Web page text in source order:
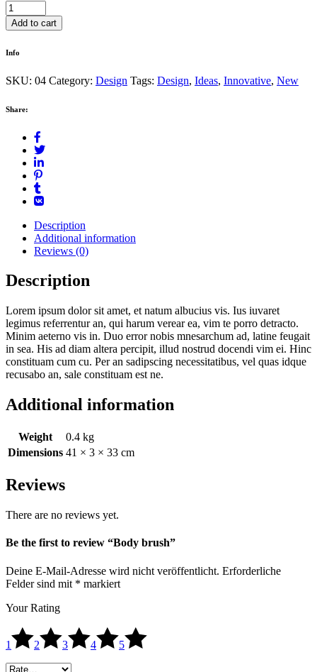
Body
brush
quantity
Add to cart
Info
SKU: 04 Category: Design Tags: Design, Ideas, Innovative, New
Share:
Description
Additional information
Reviews (0)
Description
Lorem ipsum dolor sit amet, et natum albucius vis. Ius iuvaret
legimus referrentur an, qui harum verear ea, vim te porro detracto.
Minim aeterno vis in. Duo error nobis mnesarchum ad, latine feugait
in sea. His ad diam altera percipit, illud nostrud docendi vim ei. Hinc
constituam cum cu. Per an sadipscing necessitatibus, vel quas idque
recusabo an, sale constituam est ne.
Additional information
Weight
0.4 kg
Dimensions 41 × 3 × 33 cm
Reviews
There are no reviews yet.
Be the first to review “Body brush”
Deine E-Mail-Adresse wird nicht veröffentlicht. Erforderliche
Felder sind mit * markiert
Your Rating
1 2 3 4 5